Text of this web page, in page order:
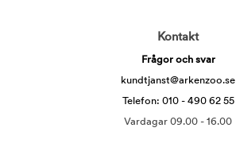
Kontakt
Frågor och svar
kundtjanst@arkenzoo.se
Telefon: 010 - 490 62 55
Vardagar 09.00 - 16.00